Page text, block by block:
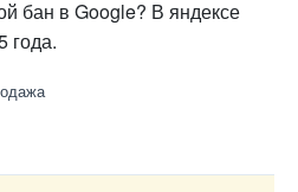
бан в Google? В яндексе
года.